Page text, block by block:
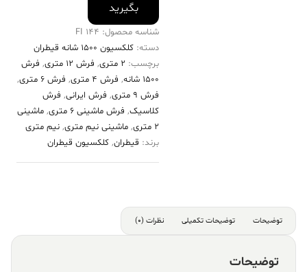
بگیرید
شناسه محصول: 144 FI
دسته: کلکسیون ۱۵۰۰ شانه قیطران
برچسب: 2 متری , فرش 12 متری , فرش
۱۵۰۰ شانه
, فرش 4 متری , فرش 6 متری
,
فرش 9 متری
, فرش ایرانی, فرش
کلاسیک, فرش ماشینی 6 متری , ماشینی
2 متری
, ماشینی نیم متری, نیم متری
برند: قیطران, کلکسیون قیطران
توضیحات توضیحات تکمیلی نظرات (0)
توضیحات